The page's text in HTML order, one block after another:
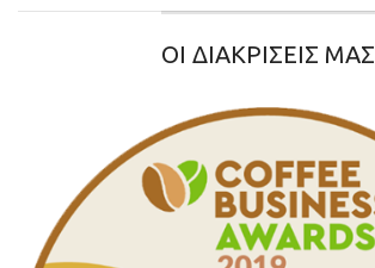
ΟΙ ΔΙΑΚΡΙΣΕΙΣ ΜΑΣ